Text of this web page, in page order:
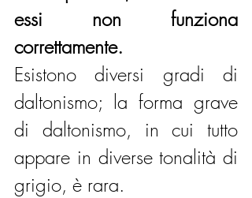
essi non funziona
correttamente.
Esistono diversi gradi di
daltonismo; la forma grave
di daltonismo, in cui tutto
appare in diverse tonalità di
grigio, è rara.